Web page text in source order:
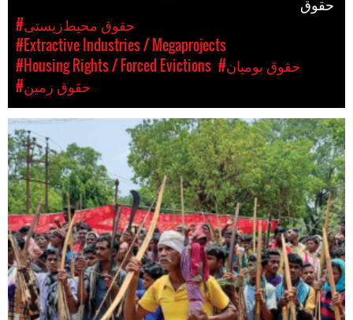
#حقوق محیط‌زیستی
#Extractive Industries / Megaprojects
#Housing Rights / Forced Evictions
#حقوق بومیان
#حقوق زمین